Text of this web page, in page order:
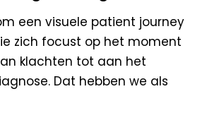
een visuele patient journey
zich focust op het moment
klachten tot aan het
Dat hebben we als